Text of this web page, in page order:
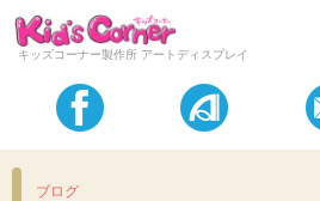
キッズコーナー製作所 アートディスプレイ
ブログ